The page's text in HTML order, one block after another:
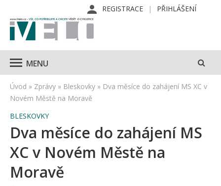
REGISTRACE PŘIHLÁŠENÍ
MENU
Úvod » Zprávy » Bleskovky » Dva měsíce do zahájení MS XC v
Novém Městě na Moravě
BLESKOVKY
Dva měsíce do zahájení MS
XC v Novém Městě na
Moravě